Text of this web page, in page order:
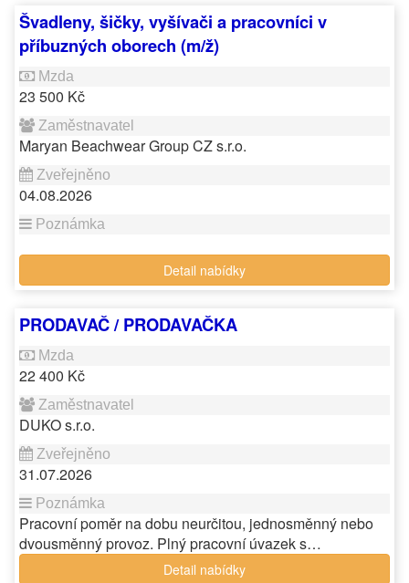
Švadleny, šičky, vyšívači a pracovníci v
příbuzných oborech (m/ž)
23 500 Kč
Maryan Beachwear Group CZ s.r.o.
04.08.2026
Detail nabídky
PRODAVAČ / PRODAVAČKA
22 400 Kč
DUKO s.r.o.
31.07.2026
Pracovní poměr na dobu neurčitou, jednosměnný nebo
dvousměnný provoz. Plný pracovní úvazek s…
Detail nabídky